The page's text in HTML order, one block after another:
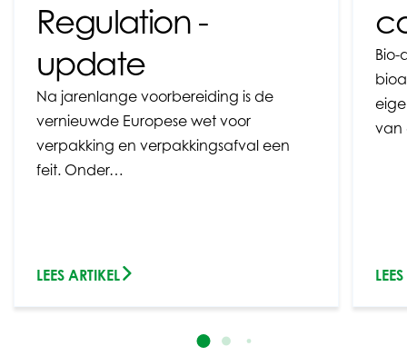
Regulation -
update
Na jarenlange voorbereiding is de
vernieuwde Europese wet voor
verpakking en verpakkingsafval een
feit. Onder…
LEES ARTIKEL
van